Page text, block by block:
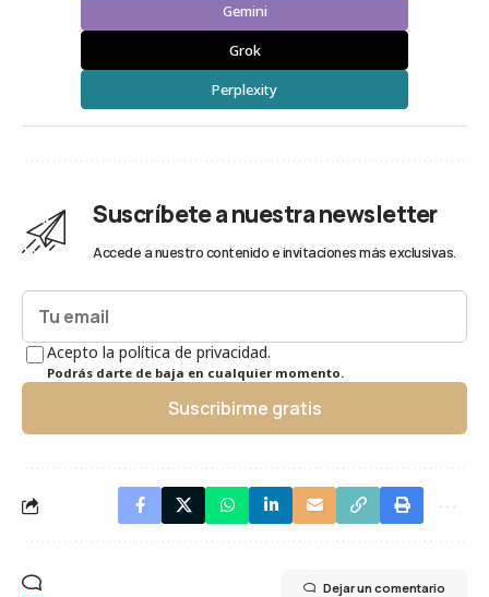
Gemini
Grok
Perplexity
Suscríbete a nuestra newsletter
Accede a nuestro contenido e invitaciones más exclusivas.
Acepto la política de privacidad.
Podrás darte de baja en cualquier momento.
Suscribirme gratis
Dejar un comentario